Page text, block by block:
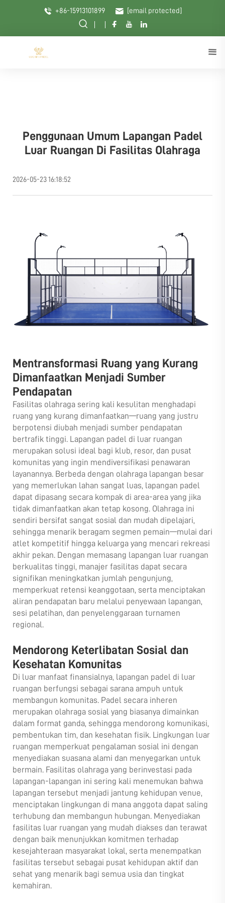
+86-15913101899 [email protected]
Penggunaan Umum Lapangan Padel
Luar Ruangan Di Fasilitas Olahraga
2026-05-23 16:18:52
Mentransformasi Ruang yang Kurang
Dimanfaatkan Menjadi Sumber
Pendapatan
Fasilitas olahraga sering kali kesulitan menghadapi
ruang yang kurang dimanfaatkan—ruang yang justru
berpotensi diubah menjadi sumber pendapatan
bertrafik tinggi. Lapangan padel di luar ruangan
merupakan solusi ideal bagi klub, resor, dan pusat
komunitas yang ingin mendiversifikasi penawaran
layanannya. Berbeda dengan olahraga lapangan besar
yang memerlukan lahan sangat luas, lapangan padel
dapat dipasang secara kompak di area-area yang jika
tidak dimanfaatkan akan tetap kosong. Olahraga ini
sendiri bersifat sangat sosial dan mudah dipelajari,
sehingga menarik beragam segmen pemain—mulai dari
atlet kompetitif hingga keluarga yang mencari rekreasi
akhir pekan. Dengan memasang lapangan luar ruangan
berkualitas tinggi, manajer fasilitas dapat secara
signifikan meningkatkan jumlah pengunjung,
memperkuat retensi keanggotaan, serta menciptakan
aliran pendapatan baru melalui penyewaan lapangan,
sesi pelatihan, dan penyelenggaraan turnamen
regional.
Mendorong Keterlibatan Sosial dan
Kesehatan Komunitas
Di luar manfaat finansialnya, lapangan padel di luar
ruangan berfungsi sebagai sarana ampuh untuk
membangun komunitas. Padel secara inheren
merupakan olahraga sosial yang biasanya dimainkan
dalam format ganda, sehingga mendorong komunikasi,
pembentukan tim, dan kesehatan fisik. Lingkungan luar
ruangan memperkuat pengalaman sosial ini dengan
menyediakan suasana alami dan menyegarkan untuk
bermain. Fasilitas olahraga yang berinvestasi pada
lapangan-lapangan ini sering kali menemukan bahwa
lapangan tersebut menjadi jantung kehidupan venue,
menciptakan lingkungan di mana anggota dapat saling
terhubung dan membangun hubungan. Menyediakan
fasilitas luar ruangan yang mudah diakses dan terawat
dengan baik menunjukkan komitmen terhadap
kesejahteraan masyarakat lokal, serta menempatkan
fasilitas tersebut sebagai pusat kehidupan aktif dan
sehat yang menarik bagi semua usia dan tingkat
kemahiran.